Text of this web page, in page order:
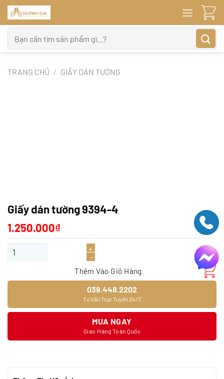
Bỏ
qua
nội
dung
kiếm:
TRANG CHỦ / GIẤY DÁN TƯỜNG
Giấy dán tường 9394-4
1.250.000₫
Giấy dán tường 9394-4 số lượng
Thêm Vào Giỏ Hàng
039.448.2202
Tư Vấn Trực Tuyến 24/7
MUA NGAY
Giao Hàng Toàn Quốc